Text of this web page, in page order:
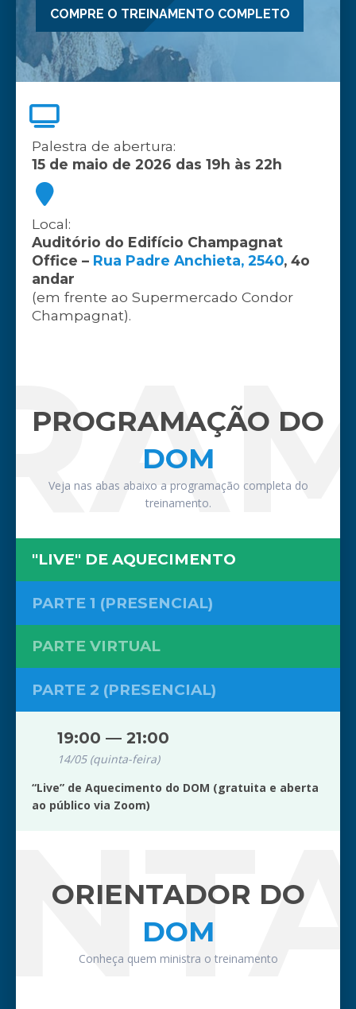
COMPRE O TREINAMENTO COMPLETO
Palestra de abertura:
15 de maio de 2026 das 19h às 22h
Local:
Auditório do Edifício Champagnat
Office – Rua Padre Anchieta, 2540, 4o
andar
(em frente ao Supermercado Condor
Champagnat).
PROGRAMAÇÃO DO
DOM
Veja nas abas abaixo a programação completa do
treinamento.
"LIVE" DE AQUECIMENTO
PARTE 1 (PRESENCIAL)
PARTE VIRTUAL
PARTE 2 (PRESENCIAL)
19:00 — 21:00
14/05 (quinta-feira)
“Live” de Aquecimento do DOM (gratuita e aberta
ao público via Zoom)
ORIENTADOR DO
DOM
Conheça quem ministra o treinamento